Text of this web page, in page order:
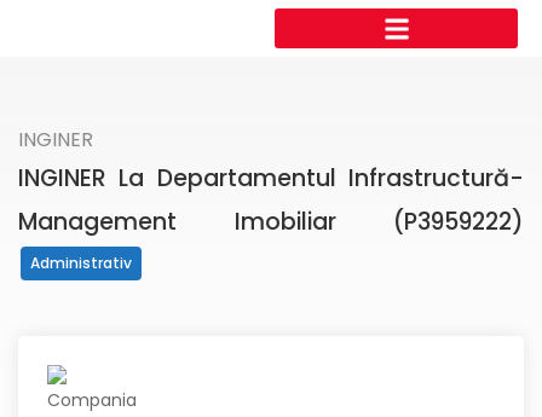
INGINER
INGINER La Departamentul Infrastructură-
Management Imobiliar (P3959222)
Administrativ